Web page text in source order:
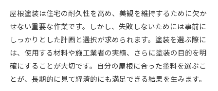
屋根塗装は住宅の耐久性を高め、美観を維持するために欠か
せない重要な作業です。しかし、失敗しないためには事前に
しっかりとした計画と選択が求められます。塗装を選ぶ際に
は、使用する材料や施工業者の実績、さらに塗装の目的を明
確にすることが大切です。自分の屋根に合った塗料を選ぶこ
とが、長期的に見て経済的にも満足できる結果を生みます。